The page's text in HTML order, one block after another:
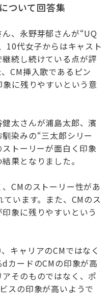
ついて回答集
、永野芽郁さんが“UQ
10代女子からはキャスト
続し続けている点が評
CM挿入歌であるピン
に残りやすいという意
太さんが浦島太郎、濱
染みの“三太郎シリー
トーリーが面白く印象
果となりました。
CMのストーリー性があ
います。また、CMのス
象に残りやすいという
キャリアのCMではなく
カードのCMの印象が高
そのものではなく、ポ
スの印象が高いようで